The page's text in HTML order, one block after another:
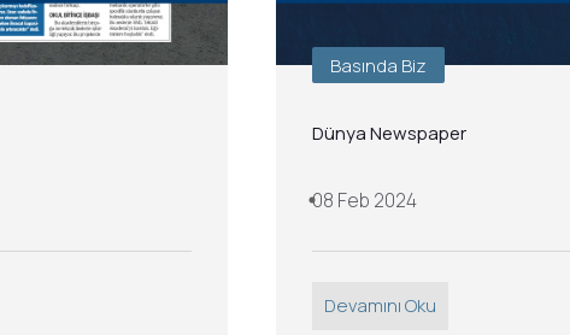
Basında Biz
Dünya Newspaper
08 Feb 2024
Devamını Oku